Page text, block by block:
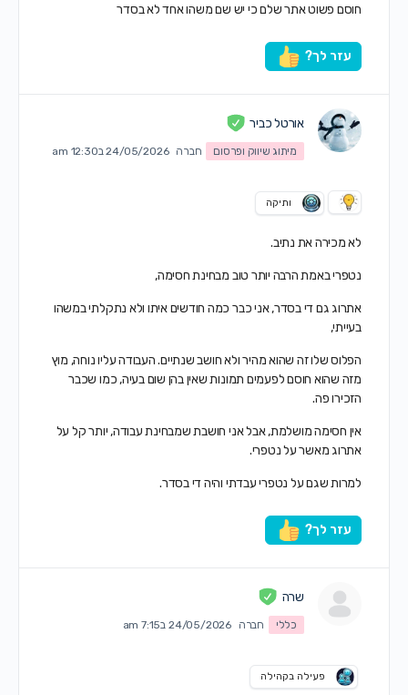
חוסם פשוט אתר שלם כי יש שם משהו אחד לא בסדר
עזר לך?
אורטל כביר
מיתוג שיווק ופרסום חברה 24/05/2026 ב12:30 am
ותיקה
לא מכירה את נתיב.
נטפרי באמת הרבה יותר טוב מבחינת חסימה,
אתרוג גם די בסדר, אני כבר כמה חודשים איתו ולא נתקלתי במשהו
בעייתי,
הפלוס שלו זה שהוא מהיר ולא חושב שנתיים. העבודה עליו נוחה, מוץ
מזה שהוא חוסם לפעמים תמונות שאין בהן שום בעיה, כמו שכבר
הזכירו פה.
אין חסימה מושלמת, אבל אני חושבת שמבחינת עבודה, יותר קל על
אתרוג מאשר על נטפרי.
למרות שגם על נטפרי עבדתי והיה די בסדר.
עזר לך?
שרה
כללי חברה 24/05/2026 ב7:15 am
פעילה בקהילה